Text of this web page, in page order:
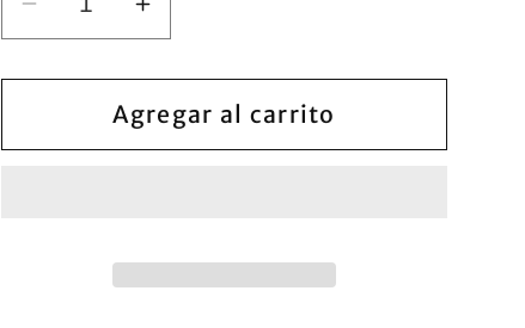
Reducir
cantidad
para
Aumentar
cantidad
para
Peto
Agregar al carrito